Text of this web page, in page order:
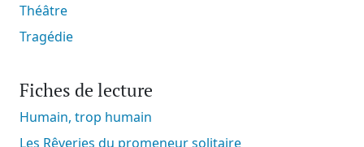
Théâtre
Tragédie
Fiches de lecture
Humain, trop humain
Les Rêveries du promeneur solitaire